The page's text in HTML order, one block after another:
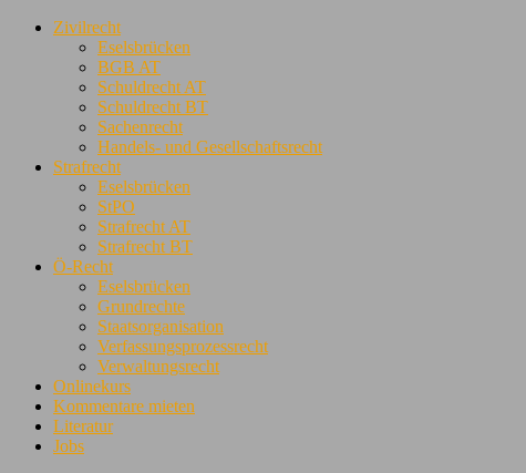
Zivilrecht
Eselsbrücken
BGB AT
Schuldrecht AT
Schuldrecht BT
Sachenrecht
Handels- und Gesellschaftsrecht
Strafrecht
Eselsbrücken
StPO
Strafrecht AT
Strafrecht BT
Ö-Recht
Eselsbrücken
Grundrechte
Staatsorganisation
Verfassungsprozessrecht
Verwaltungsrecht
Onlinekurs
Kommentare mieten
Literatur
Jobs